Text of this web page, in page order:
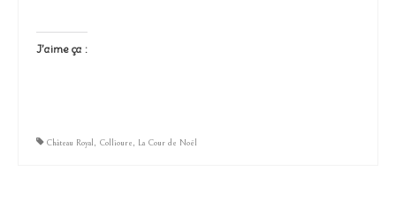
J’aime ça :
Château Royal, Collioure, La Cour de Noël